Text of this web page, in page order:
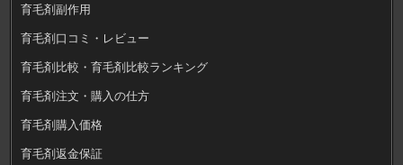
育毛剤副作用
育毛剤口コミ・レビュー
育毛剤比較・育毛剤比較ランキング
育毛剤注文・購入の仕方
育毛剤購入価格
育毛剤返金保証